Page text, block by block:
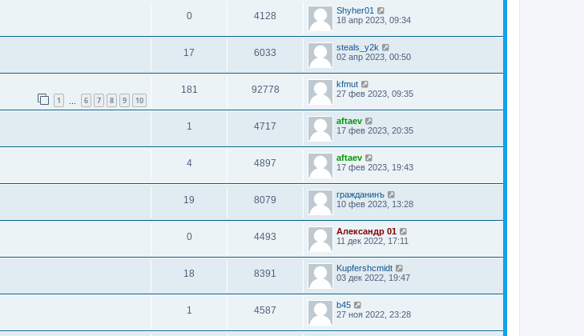
0 4128
Shyher01
18 апр 2023, 09:34
17 6033
steals_y2k
02 апр 2023, 00:50
1 6 7 8 9 10
181 92778
kfmut
27 фев 2023, 09:35
1 4717
aftaev
17 фев 2023, 20:35
4 4897
aftaev
17 фев 2023, 19:43
19 8079
гражданинъ
10 фев 2023, 13:28
0 4493
Александр 01
11 дек 2022, 17:11
18 8391
Kupfershcmidt
03 дек 2022, 19:47
1 4587
b45
27 ноя 2022, 23:28